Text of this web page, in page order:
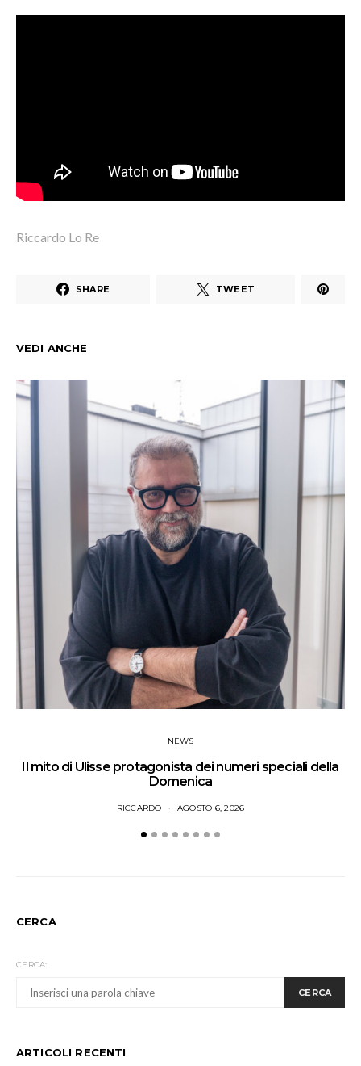
Riccardo Lo Re
SHARE TWEET
VEDI ANCHE
NEWS
Il mito di Ulisse protagonista dei numeri speciali della
Domenica
RICCARDO AGOSTO 6, 2026
CERCA
CERCA:
CERCA
ARTICOLI RECENTI